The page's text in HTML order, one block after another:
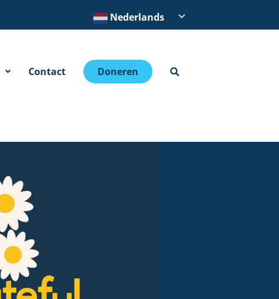
Nederlands
Contact Doneren